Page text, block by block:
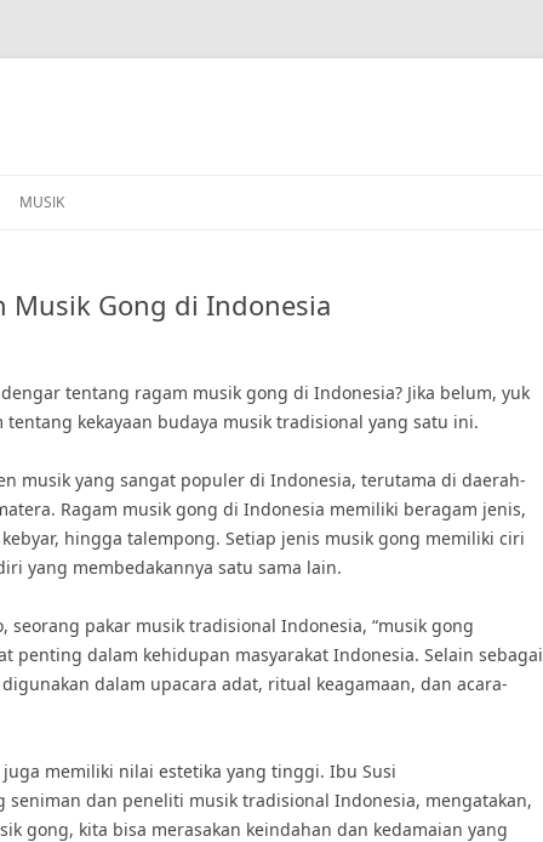
MUSIK
Musik Gong di Indonesia
tentang ragam musik gong di Indonesia? Jika belum, yuk
kekayaan budaya musik tradisional yang satu ini.
musik yang sangat populer di Indonesia, terutama di daerah-
Ragam musik gong di Indonesia memiliki beragam jenis,
hingga talempong. Setiap jenis musik gong memiliki ciri
yang membedakannya satu sama lain.
seorang pakar musik tradisional Indonesia, “musik gong
penting dalam kehidupan masyarakat Indonesia. Selain sebagai
dalam upacara adat, ritual keagamaan, dan acara-
memiliki nilai estetika yang tinggi. Ibu Susi
seniman dan peneliti musik tradisional Indonesia, mengatakan,
gong, kita bisa merasakan keindahan dan kedamaian yang